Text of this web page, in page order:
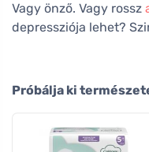
Vagy önző. Vagy rossz
depressziója lehet?
Próbálja ki